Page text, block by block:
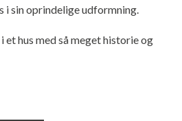
i sin oprindelige udformning.
hus med så meget historie og